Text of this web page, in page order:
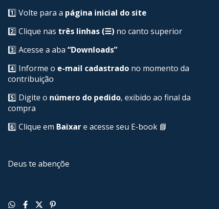
1️⃣ Volte para a página inicial do site
2️⃣ Clique nas três linhas (☰) no canto superior
3️⃣ Acesse a aba “Downloads”
4️⃣ Informe o e-mail cadastrado no momento da
contribuição
5️⃣ Digite o número do pedido, exibido ao final da
compra
6️⃣ Clique em Baixare acesse seu E-book 📘
Deus te abençõe